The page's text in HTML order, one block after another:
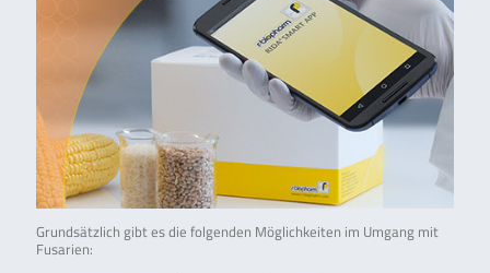
Grundsätzlich gibt es die folgenden Möglichkeiten im Umgang mit
Fusarien: